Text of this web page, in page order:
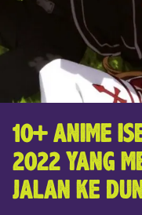
10+ ANIME
2022 YANG
JALAN KE